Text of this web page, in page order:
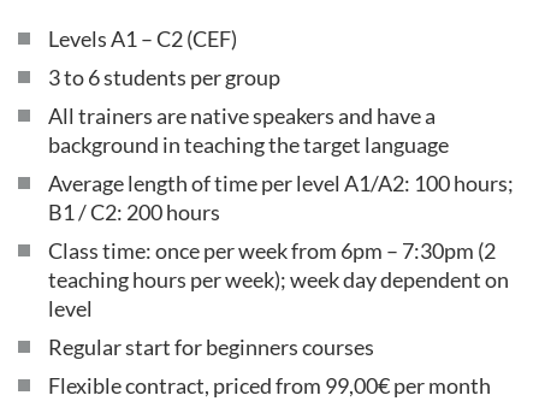
Levels A1 – C2 (CEF)
3 to 6 students per group
All trainers are native speakers and have a
background in teaching the target language
Average length of time per level A1/A2: 100 hours;
B1 / C2: 200 hours
Class time: once per week from 6pm – 7:30pm (2
teaching hours per week); week day dependent on
level
Regular start for beginners courses
Flexible contract, priced from 99,00€ per month